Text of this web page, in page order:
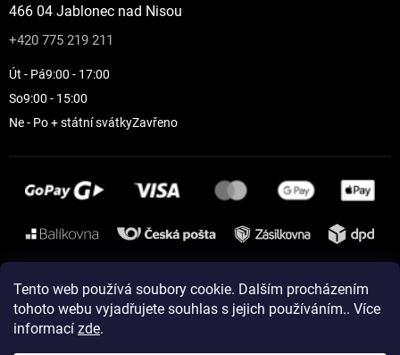
Tento web používá soubory cookie. Dalším procházením
tohoto webu vyjadřujete souhlas s jejich používáním.. Více
informací zde.
466 04 Jablonec nad Nisou
+420 775 219 211
Út - Pá9:00 - 17:00
So9:00 - 15:00
Ne - Po + státní svátkyZavřeno
Instagram